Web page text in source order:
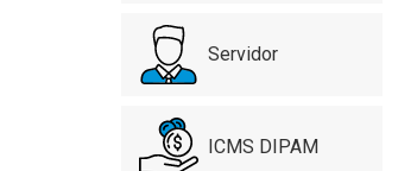
Servidor
ICMS DIPAM